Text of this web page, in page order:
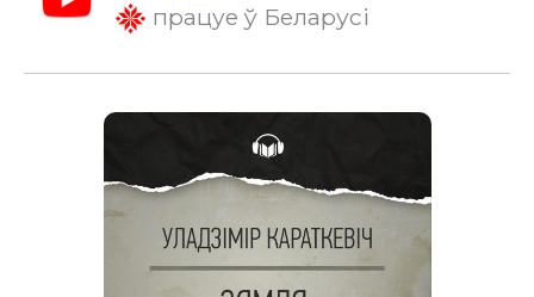
працуе ў Беларусі